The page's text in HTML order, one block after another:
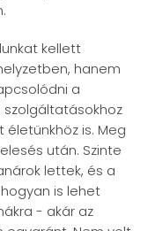
kellett
hanem
a
szolgáltatásokhoz
is. Meg
után. Szinte
lettek, és a
is lehet
- akár az